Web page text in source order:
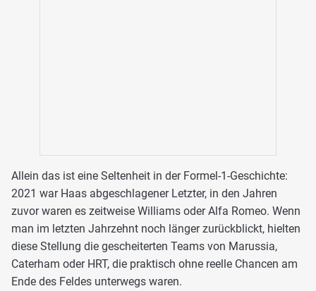
Allein das ist eine Seltenheit in der Formel-1-Geschichte:
2021 war Haas abgeschlagener Letzter, in den Jahren
zuvor waren es zeitweise Williams oder Alfa Romeo. Wenn
man im letzten Jahrzehnt noch länger zurückblickt, hielten
diese Stellung die gescheiterten Teams von Marussia,
Caterham oder HRT, die praktisch ohne reelle Chancen am
Ende des Feldes unterwegs waren.